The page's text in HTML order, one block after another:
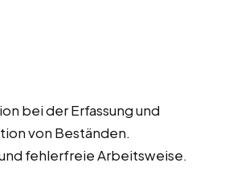
bei der Erfassung und
von Beständen.
fehlerfreie Arbeitsweise.